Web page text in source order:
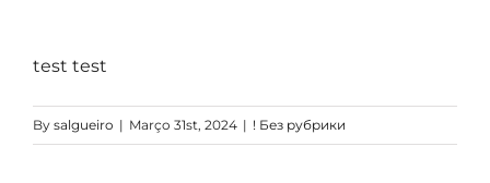
test test
By salgueiro | Março 31st, 2024 | ! Без рубрики